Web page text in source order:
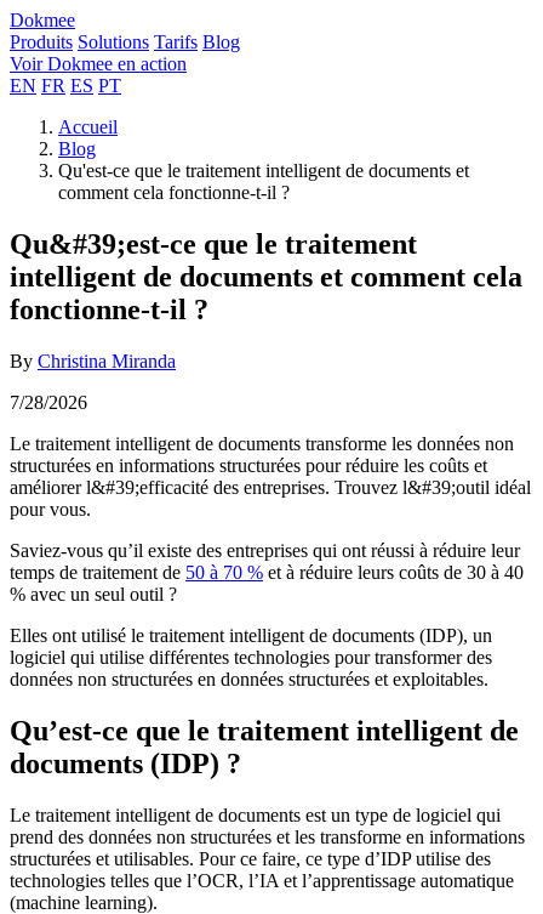
Dokmee
Produits Solutions Tarifs Blog
Voir Dokmee en action
EN FR ES PT
Accueil
Blog
Qu'est-ce que le traitement intelligent de documents et
comment cela fonctionne-t-il ?
Qu&#39;est-ce que le traitement
intelligent de documents et comment cela
fonctionne-t-il ?
By Christina Miranda
7/28/2026
Le traitement intelligent de documents transforme les données non
structurées en informations structurées pour réduire les coûts et
améliorer l&#39;efficacité des entreprises. Trouvez l&#39;outil idéal
pour vous.
Saviez-vous qu’il existe des entreprises qui ont réussi à réduire leur
temps de traitement de 50 à 70 % et à réduire leurs coûts de 30 à 40
% avec un seul outil ?
Elles ont utilisé le traitement intelligent de documents (IDP), un
logiciel qui utilise différentes technologies pour transformer des
données non structurées en données structurées et exploitables.
Qu’est-ce que le traitement intelligent de
documents (IDP) ?
Le traitement intelligent de documents est un type de logiciel qui
prend des données non structurées et les transforme en informations
structurées et utilisables. Pour ce faire, ce type d’IDP utilise des
technologies telles que l’OCR, l’IA et l’apprentissage automatique
(machine learning).